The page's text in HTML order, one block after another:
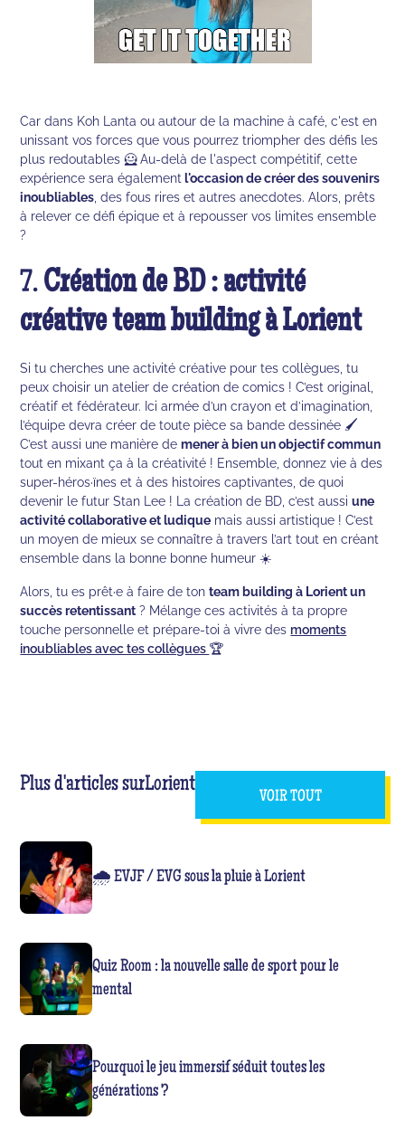
Car dans Koh Lanta ou autour de la machine à café, c'est en
unissant vos forces que vous pourrez triompher des défis les
plus redoutables 🦸 Au-delà de l'aspect compétitif, cette
expérience sera également l'occasion de créer des souvenirs
inoubliables , des fous rires et autres anecdotes. Alors, prêts
à relever ce défi épique et à repousser vos limites ensemble
?
7.Création de BD : activité
créative team building à Lorient
Si tu cherches une activité créative pour tes collègues, tu
peux choisir un atelier de création de comics ! C’est original,
créatif et fédérateur. Ici armée d’un crayon et d’imagination,
l’équipe devra créer de toute pièce sa bande dessinée 🖌️
C’est aussi une manière demener à bien un objectif commun
tout en mixant ça à la créativité ! Ensemble, donnez vie à des
super-héros·ïnes et à des histoires captivantes, de quoi
devenir le futur Stan Lee ! La création de BD, c’est aussiune
activité collaborative et ludique mais aussi artistique ! C’est
un moyen de mieux se connaître à travers l’art tout en créant
ensemble dans la bonne bonne humeur ☀️
Alors, tu es prêt·e à faire de tonteam building à Lorient un
succès retentissant ? Mélange ces activités à ta propre
touche personnelle et prépare-toi à vivre des moments
inoubliables avec tes collègues 🏆
Plus d'articles surLorient
VOIR TOUT
🌧️ EVJF / EVG sous la pluie à Lorient
Quiz Room : la nouvelle salle de sport pour le
mental
Pourquoi le jeu immersif séduit toutes les
générations ?